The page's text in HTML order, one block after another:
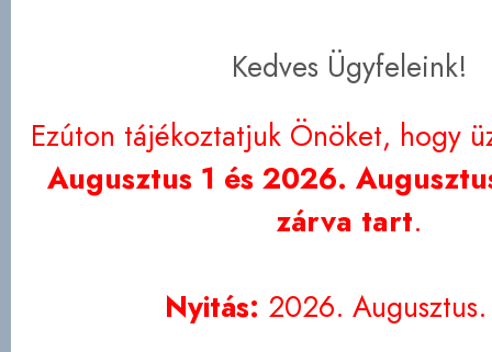
Kedves Ügyfeleink!
Ezúton tájékoztatjuk Önöket, hogy
Augusztus 1 és 2026.
zárva tart.
Nyitás: 2026.